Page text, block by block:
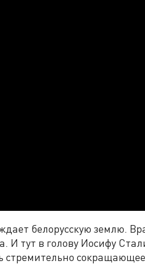
белорусскую землю.
И тут в голову Иосифу